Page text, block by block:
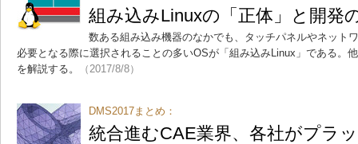
組み込みLinuxの「正体」と開発
数ある組み込み機器のなかでも、タッチパネルやネット
必要となる際に選択されることの多いOSが「組み込みLinux」である。
を解説する。
（2017/8/8）
DMS2017まとめ：
統合進むCAE業界、各社がプラ